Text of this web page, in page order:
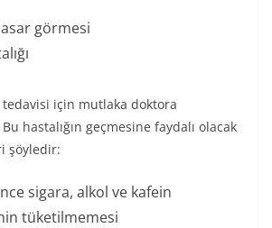
görmesi
tedavisi için mutlaka doktora
Bu hastalığın geçmesine faydalı olacak
şöyledir:
sigara, alkol ve kafein
tüketilmemesi